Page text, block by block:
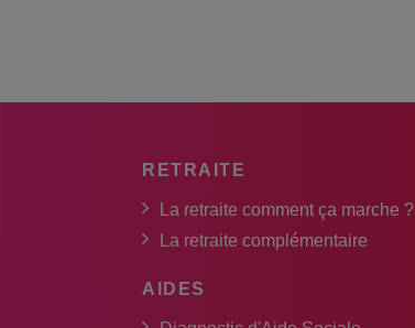
RETRAITE
La retraite comment ça marche ?
La retraite complémentaire
AIDES